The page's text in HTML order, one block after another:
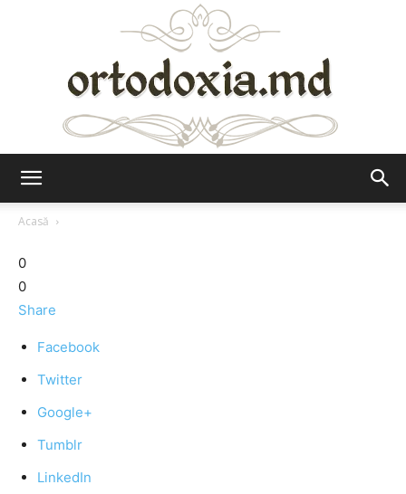
Acasă
0
0
Share
Facebook
Twitter
Google+
Tumblr
LinkedIn